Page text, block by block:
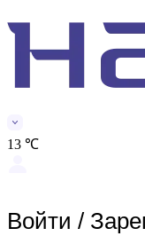
13 ℃
Войти /